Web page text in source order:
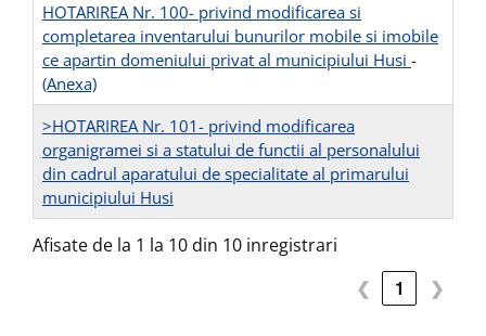
HOTARIREA Nr. 100- privind modificarea si
completarea inventarului bunurilor mobile si imobile
ce apartin domeniului privat al municipiului Husi -
(Anexa)
>HOTARIREA Nr. 101- privind modificarea
organigramei si a statului de functii al personalului
din cadrul aparatului de specialitate al primarului
municipiului Husi
Afisate de la 1 la 10 din 10 inregistrari
❮ 1 ❯